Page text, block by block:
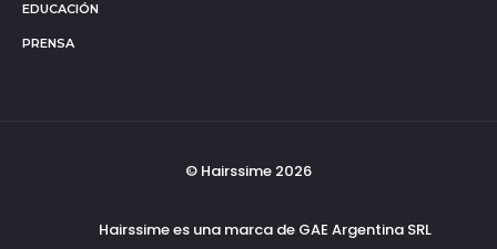
EDUCACIÓN
PRENSA
© Hairssime 2026
Hairssime es una marca de GAE Argentina SRL